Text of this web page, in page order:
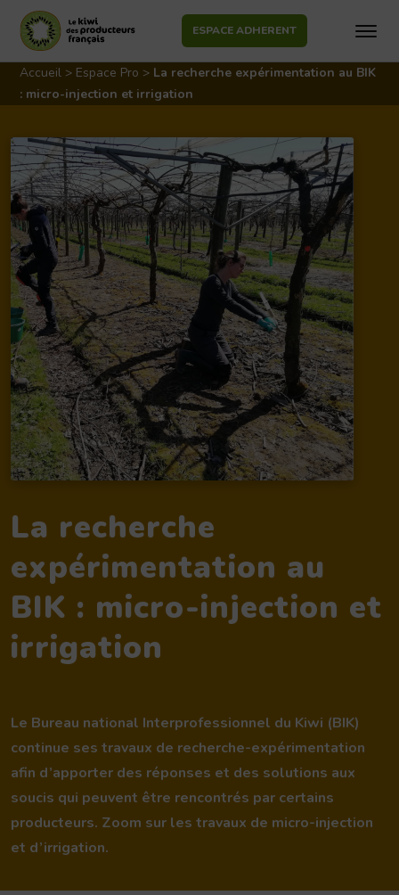
Aller
au
contenu
ESPACE ADHERENT
Accueil > Espace Pro > La recherche expérimentation au BIK
: micro-injection et irrigation
La recherche
expérimentation au
BIK : micro-injection et
irrigation
Le Bureau national Interprofessionnel du Kiwi (BIK)
continue ses travaux de recherche-expérimentation
afin d’apporter des réponses et des solutions aux
soucis qui peuvent être rencontrés par certains
producteurs. Zoom sur les travaux de micro-injection
et d’irrigation.